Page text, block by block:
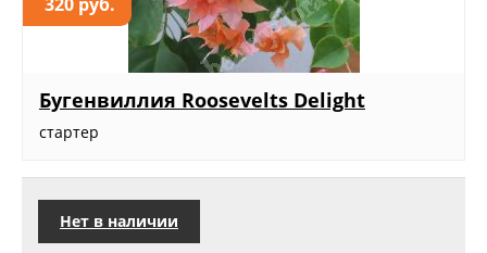
Бугенвиллия Roosevelts Delight
стартер
Нет в наличии